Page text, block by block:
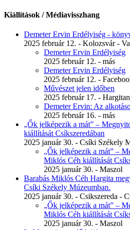
Kiállítások / Médiavisszhang
Demeter Ervin Erdélyiség -
2025 február 12. - Kolozsvár -
Demeter Ervin Erdélyiség
2025 február 12. - más
Demeter Ervin Erdélyiség
2025 február 12. -
Művészet jelen időben
2025 február 17. -
Demeter Ervin: Az
2025 február 16. - más
„Ők jelképezik a mát” –
kiállítását Csíkszeredában
2025 január 30. - Csíki Székely
„Ők jelképezik a mát” –
Miklós Céh kiállítását
2025 január 30. - Maszol
Barabás Miklós Céh Hargita
Csíki Székely Múzeumban.
2025 január 30. - Csikszereda -
„Ők jelképezik a mát” –
Miklós Céh kiállítását
2025 január 30. - Maszol